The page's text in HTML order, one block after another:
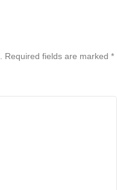
Required fields are marked *